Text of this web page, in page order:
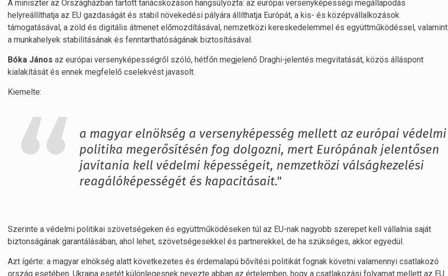
A miniszter az Országházban tartott tanácskozáson hangsúlyozta: az európai versenyképességi megállapodás
helyreállíthatja az EU gazdaságát és stabil növekedési pályára állíthatja Európát, a kis- és középvállalkozások
támogatásával, a zöld és digitális átmenet előmozdításával, nemzetközi kereskedelemmel és együttműködéssel, valamint
a munkahelyek stabilitásának és fenntarthatóságának biztosításával.
Bóka János az európai versenyképességről szóló, hétfőn megjelenő Draghi-jelentés megvitatását, közös álláspont
kialakítását és ennek megfelelő cselekvést javasolt.
Kiemelte:
a magyar elnökség a versenyképesség mellett az európai védelmi
politika megerősítésén fog dolgozni, mert Európának jelentősen
javítania kell védelmi képességeit, nemzetközi válságkezelési
reagálóképességét és kapacitásait."
Szerinte a védelmi politikai szövetségeken és együttműködéseken túl az EU-nak nagyobb szerepet kell vállalnia saját
biztonságának garantálásában, ahol lehet, szövetségesekkel és partnerekkel, de ha szükséges, akkor egyedül.
Azt ígérte: a magyar elnökség alatt következetes és érdemalapú bővítési politikát fognak követni valamennyi csatlakozó
ország esetében. Ukrajna esetét különlegesnek nevezte abban az értelemben, hogy a csatlakozási folyamat mellett az EU